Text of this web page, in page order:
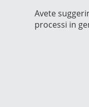
Avete
processi in